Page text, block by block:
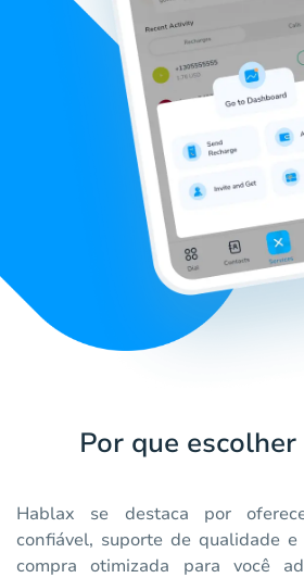
Por que
Hablax se destaca por
confiável, suporte de qualidade
compra otimizada para você